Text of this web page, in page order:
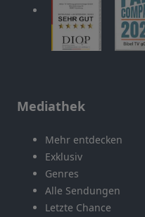
Mediathek
Mehr entdecken
Exklusiv
Genres
Alle Sendungen
Letzte Chance